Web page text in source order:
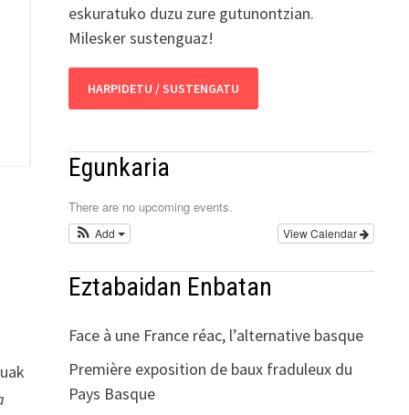
eskuratuko duzu zure gutunontzian.
Milesker sustenguaz!
HARPIDETU / SUSTENGATU
Egunkaria
There are no upcoming events.
View Calendar
Add
Eztabaidan Enbatan
Face à une France réac, l’alternative basque
Première exposition de baux fraduleux du
Pays Basque